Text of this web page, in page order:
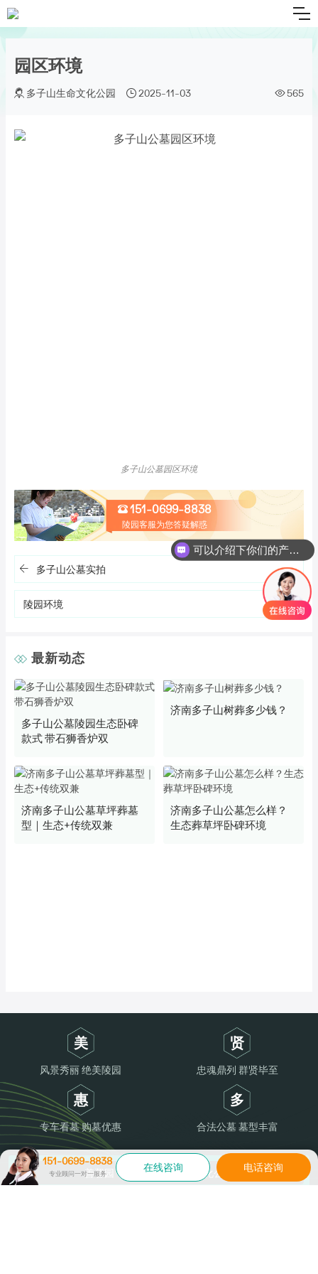
园区环境
多子山生命文化公园 2025-11-03 565
多子山公墓园区环境
151-0699-8838
陵园客服为您答疑解惑
多子山公墓实拍
陵园环境
最新动态
多子山公墓陵园生态卧碑
款式 带石狮香炉双
济南多子山树葬多少钱？
济南多子山公墓草坪葬墓
型｜生态+传统双兼
济南多子山公墓怎么样？
生态葬草坪卧碑环境
美
风景秀丽 绝美陵园
贤
忠魂鼎列 群贤毕至
惠
专车看墓 购墓优惠
多
合法公墓 墓型丰富
善馨园・济南多子山生命文化公园
151-0699-8838
专业顾问一对一服务 在线咨询 电话咨询
可以介绍下你们的产品么